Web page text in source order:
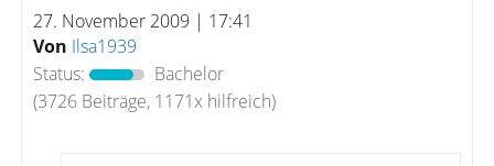
27. November 2009 | 17:41
Von Ilsa1939
Status:
Bachelor
(3726 Beiträge, 1171x hilfreich)